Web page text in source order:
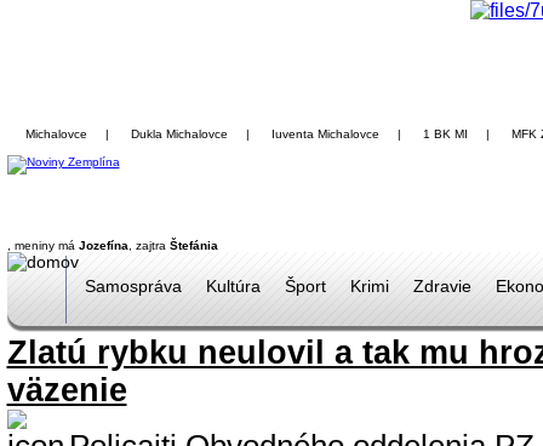
Michalovce | Dukla Michalovce | Iuventa Michalovce | 1 BK MI | MFK
, meniny má Jozefína , zajtra Štefánia
Samospráva Kultúra Šport Krimi Zdravie
Zlatú rybku neulovil a tak mu
väzenie